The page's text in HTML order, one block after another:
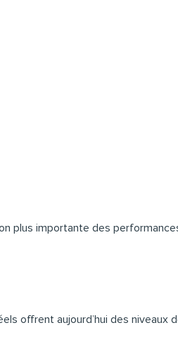
plus importante des
offrent aujourd’hui des niveaux